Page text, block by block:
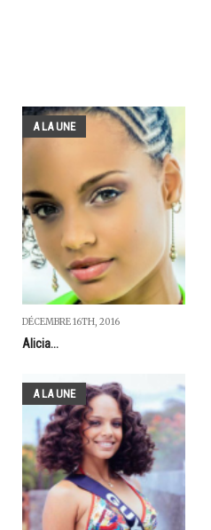
A LA UNE
DÉCEMBRE 16TH, 2016
Alicia...
A LA UNE